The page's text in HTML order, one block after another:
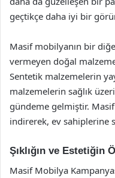
geçtikçe daha iyi bir
Masif mobilyanın bir
vermeyen doğal
Sentetik malzemelerin
malzemelerin sağlık
gündeme gelmiştir.
indirerek, ev sahiplerine
Şıklığın ve Estetiğin
Masif Mobilya